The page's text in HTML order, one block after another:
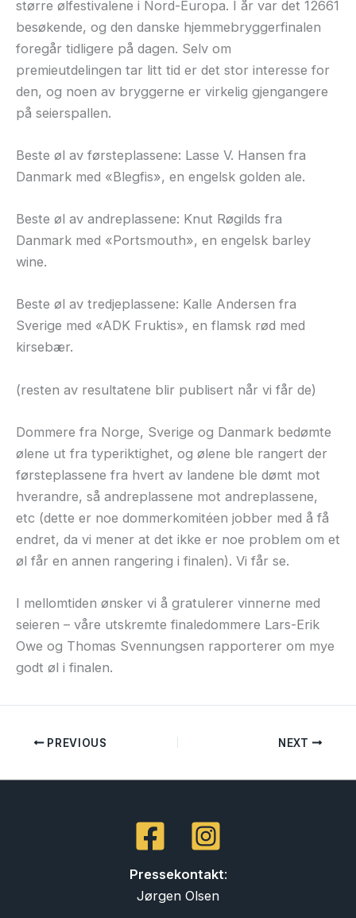
større ølfestivalene i Nord-Europa. I år var det 12661
besøkende, og den danske hjemmebryggerfinalen
foregår tidligere på dagen. Selv om
premieutdelingen tar litt tid er det stor interesse for
den, og noen av bryggerne er virkelig gjengangere
på seierspallen.
Beste øl av førsteplassene: Lasse V. Hansen fra
Danmark med «Blegfis», en engelsk golden ale.
Beste øl av andreplassene: Knut Røgilds fra
Danmark med «Portsmouth», en engelsk barley
wine.
Beste øl av tredjeplassene: Kalle Andersen fra
Sverige med «ADK Fruktis», en flamsk rød med
kirsebær.
(resten av resultatene blir publisert når vi får de)
Dommere fra Norge, Sverige og Danmark bedømte
ølene ut fra typeriktighet, og ølene ble rangert der
førsteplassene fra hvert av landene ble dømt mot
hverandre, så andreplassene mot andreplassene,
etc (dette er noe dommerkomitéen jobber med å få
endret, da vi mener at det ikke er noe problem om et
øl får en annen rangering i finalen). Vi får se.
I mellomtiden ønsker vi å gratulerer vinnerne med
seieren – våre utskremte finaledommere Lars-Erik
Owe og Thomas Svennungsen rapporterer om mye
godt øl i finalen.
PREVIOUS NEXT
Pressekontakt:
Jørgen Olsen